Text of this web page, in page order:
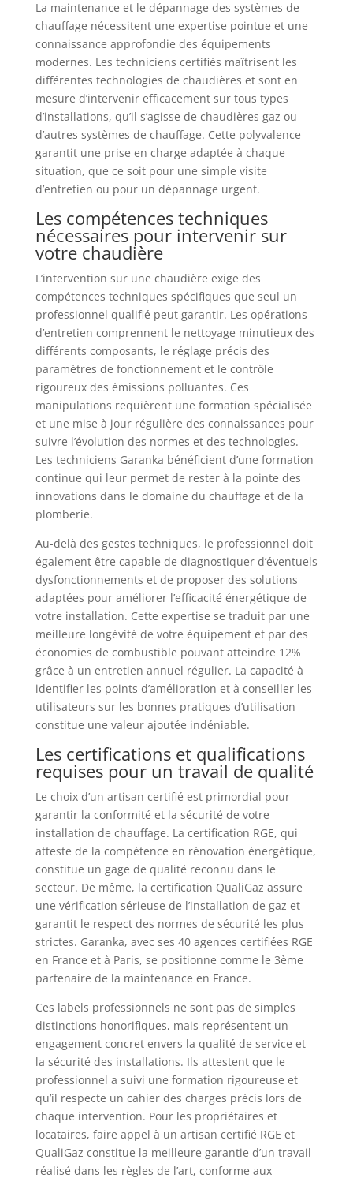
La maintenance et le dépannage des systèmes de
chauffage nécessitent une expertise pointue et une
connaissance approfondie des équipements
modernes. Les techniciens certifiés maîtrisent les
différentes technologies de chaudières et sont en
mesure d’intervenir efficacement sur tous types
d’installations, qu’il s’agisse de chaudières gaz ou
d’autres systèmes de chauffage. Cette polyvalence
garantit une prise en charge adaptée à chaque
situation, que ce soit pour une simple visite
d’entretien ou pour un dépannage urgent.
Les compétences techniques
nécessaires pour intervenir sur
votre chaudière
L’intervention sur une chaudière exige des
compétences techniques spécifiques que seul un
professionnel qualifié peut garantir. Les opérations
d’entretien comprennent le nettoyage minutieux des
différents composants, le réglage précis des
paramètres de fonctionnement et le contrôle
rigoureux des émissions polluantes. Ces
manipulations requièrent une formation spécialisée
et une mise à jour régulière des connaissances pour
suivre l’évolution des normes et des technologies.
Les techniciens Garanka bénéficient d’une formation
continue qui leur permet de rester à la pointe des
innovations dans le domaine du chauffage et de la
plomberie.
Au-delà des gestes techniques, le professionnel doit
également être capable de diagnostiquer d’éventuels
dysfonctionnements et de proposer des solutions
adaptées pour améliorer l’efficacité énergétique de
votre installation. Cette expertise se traduit par une
meilleure longévité de votre équipement et par des
économies de combustible pouvant atteindre 12%
grâce à un entretien annuel régulier. La capacité à
identifier les points d’amélioration et à conseiller les
utilisateurs sur les bonnes pratiques d’utilisation
constitue une valeur ajoutée indéniable.
Les certifications et qualifications
requises pour un travail de qualité
Le choix d’un artisan certifié est primordial pour
garantir la conformité et la sécurité de votre
installation de chauffage. La certification RGE, qui
atteste de la compétence en rénovation énergétique,
constitue un gage de qualité reconnu dans le
secteur. De même, la certification QualiGaz assure
une vérification sérieuse de l’installation de gaz et
garantit le respect des normes de sécurité les plus
strictes. Garanka, avec ses 40 agences certifiées RGE
en France et à Paris, se positionne comme le 3ème
partenaire de la maintenance en France.
Ces labels professionnels ne sont pas de simples
distinctions honorifiques, mais représentent un
engagement concret envers la qualité de service et
la sécurité des installations. Ils attestent que le
professionnel a suivi une formation rigoureuse et
qu’il respecte un cahier des charges précis lors de
chaque intervention. Pour les propriétaires et
locataires, faire appel à un artisan certifié RGE et
QualiGaz constitue la meilleure garantie d’un travail
réalisé dans les règles de l’art, conforme aux